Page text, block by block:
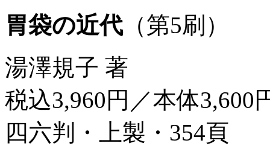
胃袋の近代（第5刷）
湯澤規子 著
税込3,960円／本体3,600
四六判・上製・354頁